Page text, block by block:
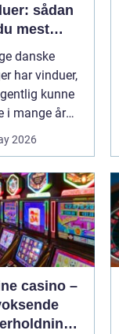
sådan
mest
ud af
gamle
danske
har vinduer,
kunne
i mange år
hvis de fik
2026
casino –